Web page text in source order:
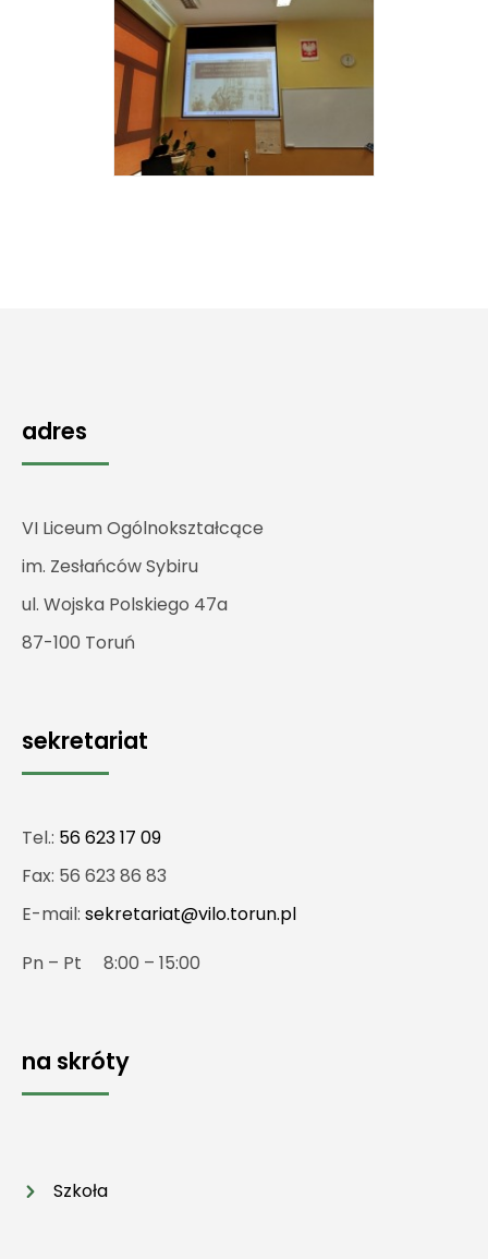
adres
VI Liceum Ogólnokształcące
im. Zesłańców Sybiru
ul. Wojska Polskiego 47a
87-100 Toruń
sekretariat
Tel.: 56 623 17 09
Fax: 56 623 86 83
E-mail: sekretariat@vilo.torun.pl
Pn – Pt 8:00 – 15:00
na skróty
Szkoła